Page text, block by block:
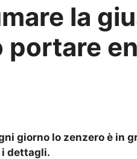
la
portare
giorno lo zenzero è in
i dettagli.